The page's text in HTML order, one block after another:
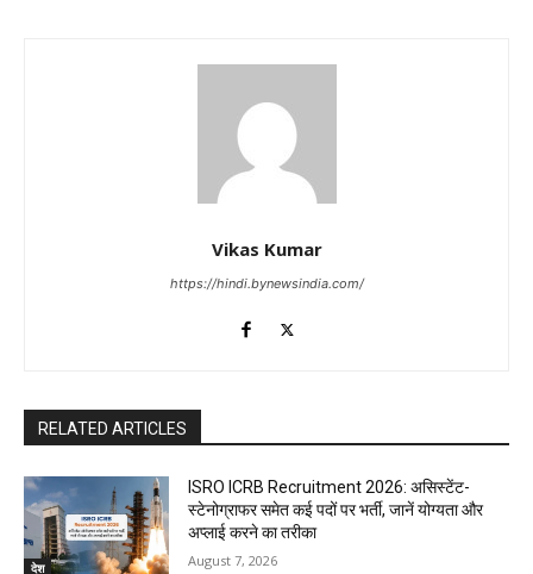
Vikas Kumar
https://hindi.bynewsindia.com/
RELATED ARTICLES
देश
ISRO ICRB Recruitment 2026: असिस्टेंट-
स्टेनोग्राफर समेत कई पदों पर भर्ती, जानें योग्यता और
अप्लाई करने का तरीका
August 7, 2026